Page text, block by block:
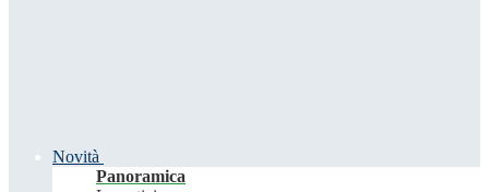
Novità
Panoramica